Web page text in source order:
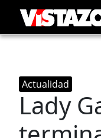
Actualidad
Lady